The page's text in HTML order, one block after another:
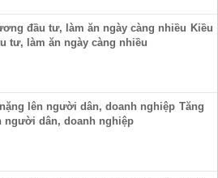
Kiều
tư, làm ăn ngày càng nhiều
Tăng
người dân, doanh nghiệp